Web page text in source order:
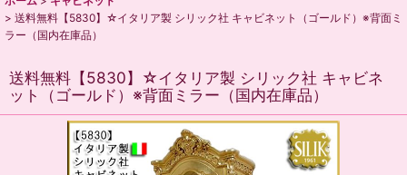
> 送料無料【5830】☆イタリア製 シリック社 キャビネット（ゴールド）※背面ミ
ラー（国内在庫品）
送料無料【5830】☆イタリア製 シリック社 キャビネ
ット（ゴールド）※背面ミラー（国内在庫品）